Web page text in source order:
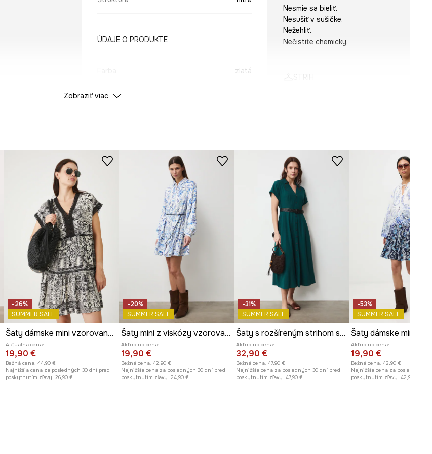
ÚDAJE O PRODUKTE
zlatá
ID produktu
Nesmie sa bieliť.
Nesušiť v sušičke.
Nežehliť.
Nečistite chemicky.
ROZMERY
Pozrite si rozmery produktu
Zobraziť viac
-26%
SUMMER SALE
Šaty dámske mini vzorované čierna farba
Aktuálna cena:
19,90 €
Bežná cena: 44,90 €
Najnižšia cena za posledných 30 dní pred
poskytnutím zľavy: 26,90 €
-20%
SUMMER SALE
Šaty mini z viskózy vzorovaná
Aktuálna cena:
19,90 €
Bežná cena: 42,90 €
Najnižšia cena za posledných 30 dní pred
poskytnutím zľavy: 24,90 €
-31%
SUMMER SALE
Šaty s rozšíreným strihom s ľanom
Aktuálna cena:
32,90 €
Bežná cena: 47,90 €
Najnižšia cena za posledných 30 dní pred
poskytnutím zľavy: 47,90 €
-53%
SUMMER SALE
Aktuálna cena:
19,90 €
Bežná cena: 42,90 €
Najnižšia cena za posledných
poskytnutím zľavy: 42,90 €